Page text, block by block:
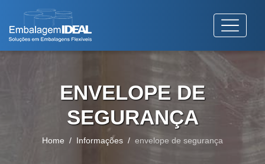
ENVELOPE DE
SEGURANÇA
Home Informações envelope de segurança